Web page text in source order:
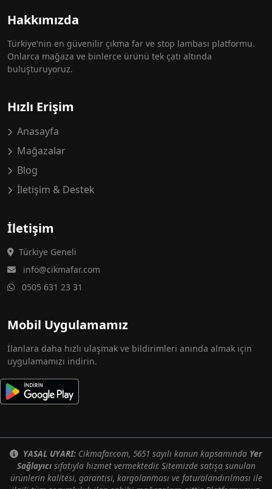
Hakkımızda
Türkiye'nin en güvenilir çıkma far ve stop lambası platformu.
Onlarca mağaza ve binlerce ürünü tek çatı altında
buluşturuyoruz.
Hızlı Erişim
Anasayfa
Mağazalar
Blog
İletişim & Destek
İletişim
Türkiye Geneli
info@cikmafar.com
0505 631 23 31
Mobil Uygulamamız
İlanlara daha hızlı ulaşmak ve bildirimleri anında almak için
uygulamamızı indirin.
YASAL UYARI: Cikmafar.com, 5651 sayılı kanun kapsamında Yer
Sağlayıcısıfatıyla hizmet vermektedir. Sitemizde satışa sunulan
ürünlerin kalitesi, garantisi, kargolanması ve faturalandırılması ile